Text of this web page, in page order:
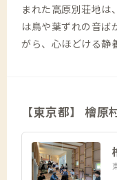
まれた高原別荘地は
は鳥や葉ずれの音ば
がら、心ほどける静
【東京都】 檜